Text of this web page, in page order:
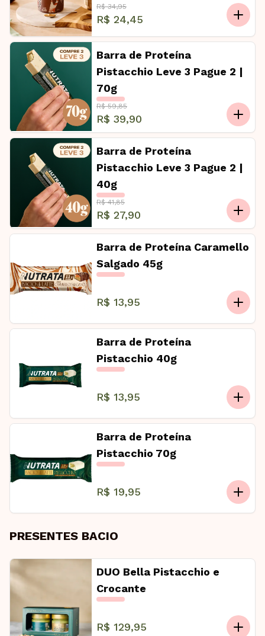
R$ 34,95
R$ 24,45
Barra de Proteína
Pistacchio Leve 3 Pague 2 |
70g
R$ 59,85
R$ 39,90
Barra de Proteína
Pistacchio Leve 3 Pague 2 |
40g
R$ 41,85
R$ 27,90
Barra de Proteína Caramello
Salgado 45g
R$ 13,95
Barra de Proteína
Pistacchio 40g
R$ 13,95
Barra de Proteína
Pistacchio 70g
R$ 19,95
PRESENTES BACIO
DUO Bella Pistacchio e
Crocante
R$ 129,95